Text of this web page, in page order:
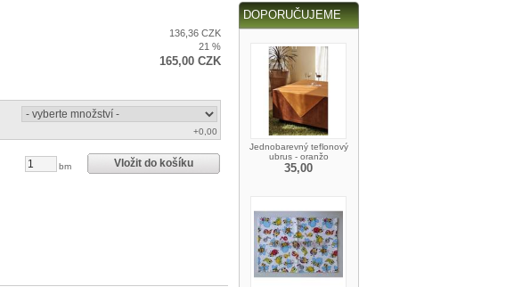
136,36 CZK
21 %
165,00 CZK
+0,00
Vložit do košíku
bm
DOPORUČUJEME
Jednobarevný teflonový
ubrus - oranžo
35,00